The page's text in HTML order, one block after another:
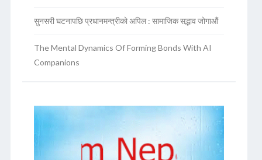
सुनसरी घटनापछि प्रधानमन्त्रीको अपिल : सामाजिक सद्भाव जोगाऔं
The Mental Dynamics Of Forming Bonds With AI
Companions